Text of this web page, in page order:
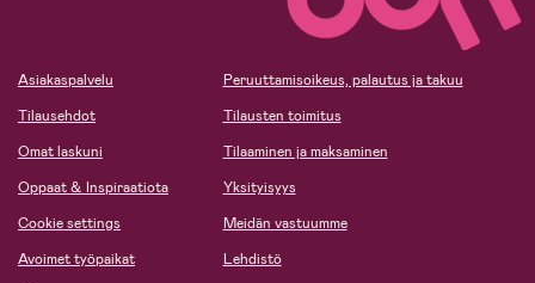
Asiakaspalvelu
Tilausehdot
Omat laskuni
Oppaat & Inspiraatiota
Cookie settings
Avoimet työpaikat
Peruuttamisoikeus, palautus ja takuu
Tilausten toimitus
Tilaaminen ja maksaminen
Yksityisyys
Meidän vastuumme
Lehdistö